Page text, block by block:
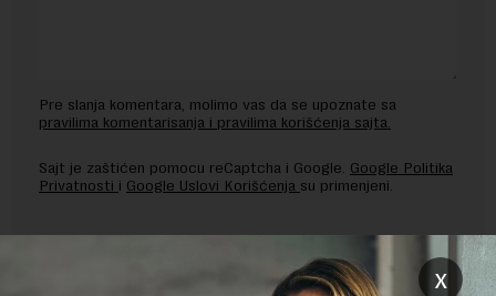
Pre slanja komentara, molimo vas da se upoznate sa
pravilima komentarisanja i pravilima korišćenja sajta.
Sajt je zaštićen pomocu reCaptcha i Google. Google Politika
Privatnosti i Google Uslovi Korišćenja su primenjeni.
x